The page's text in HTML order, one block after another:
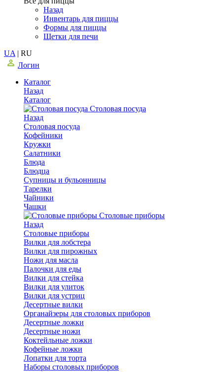
Назад
Инвентарь для пиццы
Формы для пиццы
Щетки для печи
UA | RU
Логин
Каталог
Назад
Каталог
Столовая посуда
Назад
Столовая посуда
Кофейники
Кружки
Салатники
Блюда
Блюдца
Супницы и бульонницы
Тарелки
Чайники
Чашки
Cтоловые приборы
Назад
Cтоловые приборы
Вилки для лобстера
Вилки для пирожных
Ножи для масла
Палочки для еды
Вилки для стейка
Вилки для улиток
Вилки для устриц
Десертные вилки
Органайзеры для столовых приборов
Десертные ложки
Десертные ножи
Коктейльные ложки
Кофейные ложки
Лопатки для торта
Наборы столовых приборов